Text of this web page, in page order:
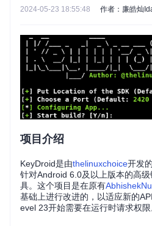
2024-05-23 18:55:48 作者：廉皓灿
项目介绍
KeyDroid是由thelinuxchoice开发
针对Android 6.0及以上版本的高
具。这个项目是在原有
基础上进行改进的，以适应新的
evel 23开始需要在运行时请求权限